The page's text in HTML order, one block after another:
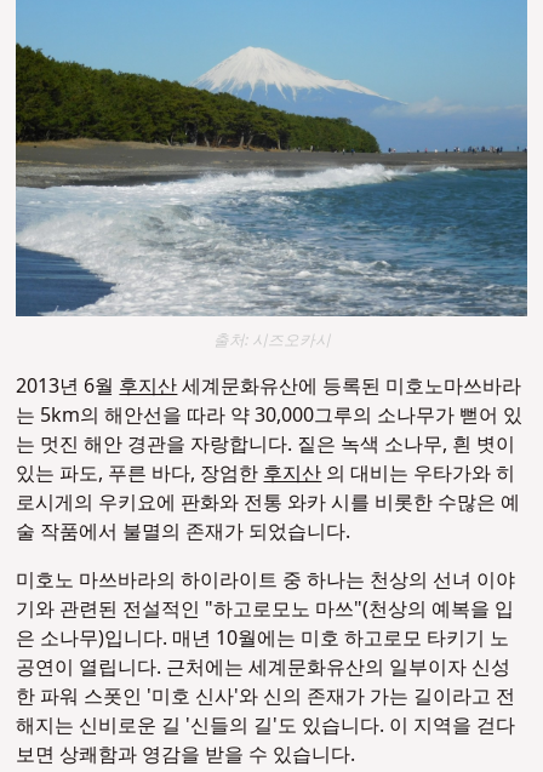
출처: 시즈오카시
2013년 6월후지산세계문화유산에 등록된 미호노마쓰바라
는 5km의 해안선을 따라 약 30,000그루의 소나무가 뻗어 있
는 멋진 해안 경관을 자랑합니다. 짙은 녹색 소나무, 흰 볏이
있는 파도, 푸른 바다, 장엄한후지산의 대비는 우타가와 히
로시게의 우키요에 판화와 전통 와카 시를 비롯한 수많은 예
술 작품에서 불멸의 존재가 되었습니다.
미호노 마쓰바라의 하이라이트 중 하나는 천상의 선녀 이야
기와 관련된 전설적인 "하고로모노 마쓰"(천상의 예복을 입
은 소나무)입니다. 매년 10월에는 미호 하고로모 타키기 노
공연이 열립니다. 근처에는 세계문화유산의 일부이자 신성
한 파워 스폿인 '미호 신사'와 신의 존재가 가는 길이라고 전
해지는 신비로운 길 '신들의 길'도 있습니다. 이 지역을 걷다
보면 상쾌함과 영감을 받을 수 있습니다.